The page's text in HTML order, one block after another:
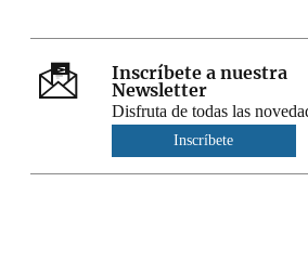
Inscríbete a nuestra
Newsletter
Disfruta de todas las
Inscríbete